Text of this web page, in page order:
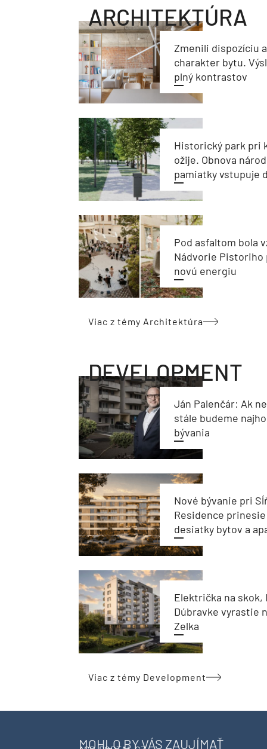
ARCHITEKTÚRA
Zmenili dispozíciu
charakter bytu.
plný kontrastov
Historický park pri
ožije. Obnova
pamiatky vstupuje
Pod asfaltom bola
Nádvorie Pistoriho
novú energiu
Viac z témy Architektúra
DEVELOPMENT
Ján Palenčár: Ak
stále budeme
bývania
Nové bývanie pri
Residence
desiatky bytov a
Električka na skok,
Dúbravke vyrastie
Zelka
Viac z témy Development
MOHLO BY VÁS ZAUJÍMAŤ